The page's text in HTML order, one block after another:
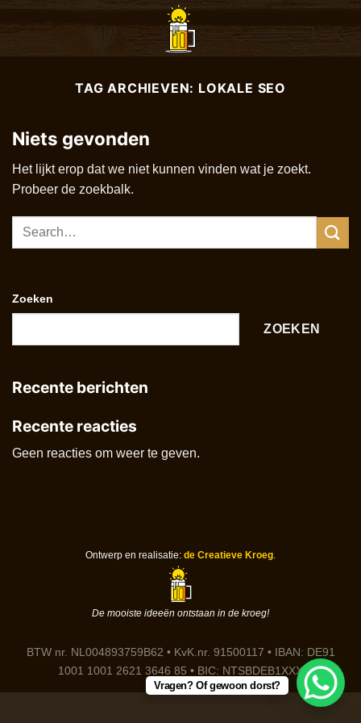
TAG ARCHIEVEN: LOKALE SEO
Niets gevonden
Het lijkt erop dat we niet kunnen vinden wat je zoekt.
Probeer de zoekbalk.
Zoeken
ZOEKEN
Recente berichten
Recente reacties
Geen reacties om weer te geven.
Ontwerp en realisatie: de Creatieve Kroeg.
De mooiste ideeën ontstaan in de kroeg!
BTW nr. NL004893759B62 • KvK.nr. 91500117 • IBAN: DE91
1001 1001 2621 3646 85 • BIC: NTSBDEB1XXX
Vragen? Of gewoon dorst?